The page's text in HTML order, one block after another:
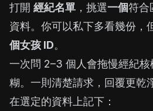
打開 經紀名單 ，挑選一個符合
資料。你可以私下多看幾份，
個女孩 ID。
一次問 2–3 個人會拖慢經紀
糊。一則清楚請求，回覆更乾
在選定的資料上記下：